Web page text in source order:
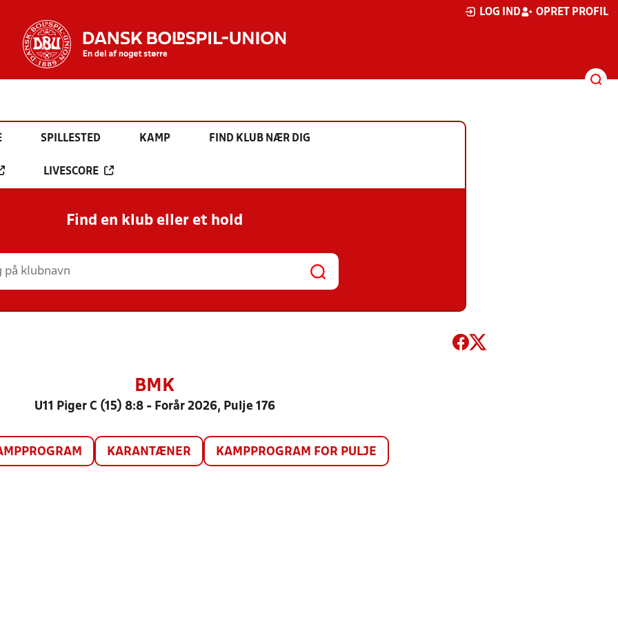
LOG IND OPRET PROFIL
SPILLESTED KAMP FIND KLUB NÆR DIG
LIVESCORE
Find en klub eller et hold
BMK
U11 Piger C (15) 8:8 - Forår 2026, Pulje 176
KARANTÆNER KAMPPROGRAM FOR PULJE